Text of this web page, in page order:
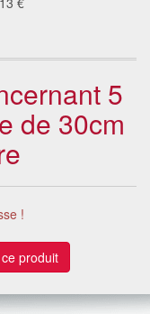
5
de 30cm
!
produit